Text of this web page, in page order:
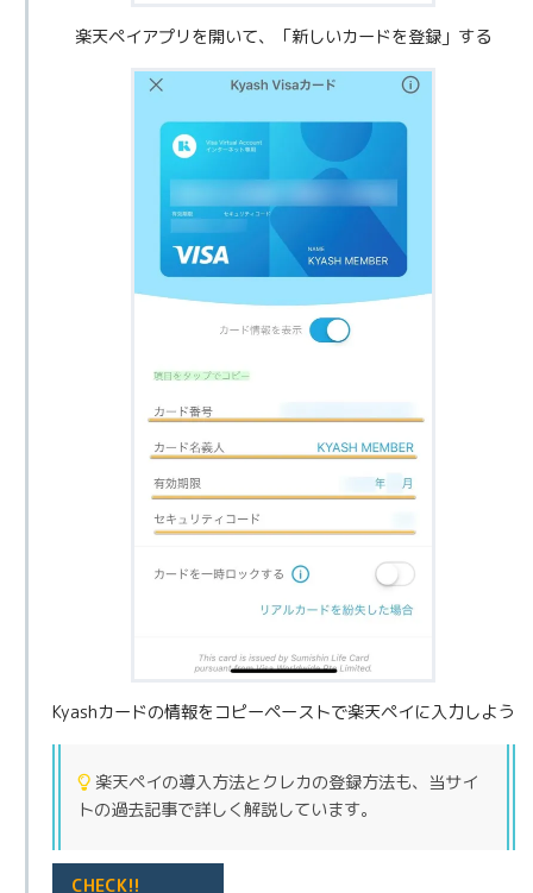
楽天ペイアプリを開いて、「新しいカードを登録」する
Kyashカードの情報をコピーペーストで楽天ペイに入力しよう
楽天ペイの導入方法とクレカの登録方法も、当サイ
トの過去記事で詳しく解説しています。
CHECK!!